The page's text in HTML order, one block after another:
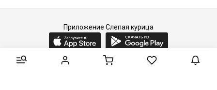
Приложение Слепая курица
2015-2026 © Слепая курица - fashion concept store.